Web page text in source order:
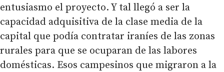
entusiasmo el proyecto. Y tal llegó a ser la
capacidad adquisitiva de la clase media de la
capital que podía contratar iraníes de las zonas
rurales para que se ocuparan de las labores
domésticas. Esos campesinos que migraron a la